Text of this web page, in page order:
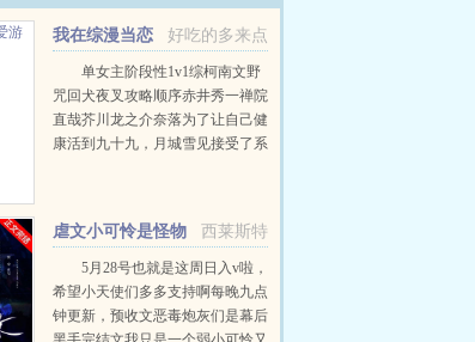
好吃的多来点
我在综漫当恋
爱游戏女主
单女主阶段性1v1综柯南文野
咒回犬夜叉攻略顺序赤井秀一禅院
直哉芥川龙之介奈落为了让自己健
康活到九十九，月城雪见接受了系
西莱斯特
虐文小可怜是怪物
母巢[快穿]
5月28号也就是这周日入v啦，
希望小天使们多多支持啊每晚九点
钟更新，预收文恶毒炮灰们是幕后